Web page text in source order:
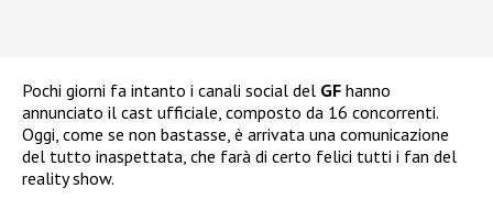
Pochi giorni fa intanto i canali social del GF hanno
annunciato il cast ufficiale, composto da 16 concorrenti.
Oggi, come se non bastasse, è arrivata una comunicazione
del tutto inaspettata, che farà di certo felici tutti i fan del
reality show.